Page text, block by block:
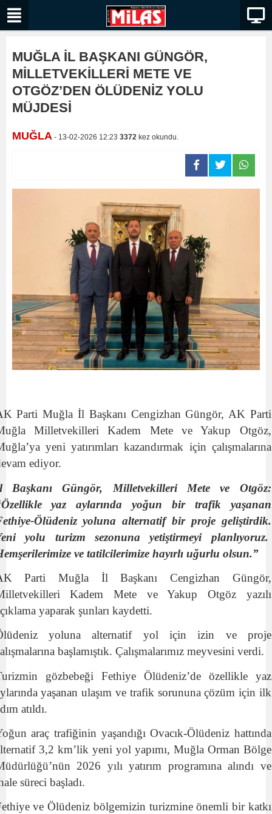
MUĞLA İL BAŞKANI GÜNGÖR,
MİLLETVEKİLLERİ METE VE
OTGÖZ’DEN ÖLÜDENİZ YOLU
MÜJDESİ
MUĞLA - 13-02-2026 12:23 3372 kez okundu.
Parti Muğla İl Başkanı Cengizhan Güngör, AK Parti
Milletvekilleri Kadem Mete ve Yakup Otgöz,
yeni yatırımları kazandırmak için çalışmalarına
ediyor.
Başkanı Güngör, Milletvekilleri Mete ve Otgöz:
yaz aylarında yoğun bir trafik yaşanan
Ölüdeniz yoluna alternatif bir proje geliştirdik.
yolu turizm sezonuna yetiştirmeyi planlıyoruz.
ve tatilcilerimize hayırlı uğurlu olsun.”
Parti Muğla İl Başkanı Cengizhan Güngör,
Kadem Mete ve Yakup Otgöz yazılı
yaparak şunları kaydetti.
yoluna alternatif yol için izin ve proje
başlamıştık. Çalışmalarımız meyvesini verdi.
gözbebeği Fethiye Ölüdeniz’de özellikle yaz
yaşanan ulaşım ve trafik sorununa çözüm için ilk
atıldı.
araç trafiğinin yaşandığı Ovacık-Ölüdeniz hattında
3,2 km’lik yeni yol yapımı, Muğla Orman Bölge
2026 yılı yatırım programına alındı ve
süreci başladı.
ve Ölüdeniz bölgemizin turizmine önemli bir katkı